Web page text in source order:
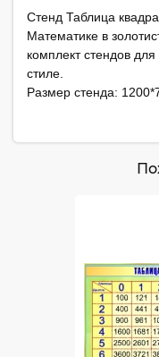
Стенд Таблица
Математике в
комплект стендов
стиле.
Размер стенда: